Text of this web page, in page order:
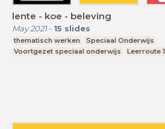
lente - koe - beleving
May 2021- 15 slides
thematisch werken
Speciaal Onderwijs
Voortgezet speciaal onderwijs
Leerroute 1